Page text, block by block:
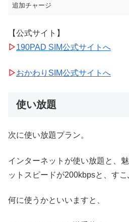
追加チャージ
【公式サイト】
▷190PAD SIM公式サイトへ
▷おかわりSIM公式サイトへ
使い放題
次に使い放題プラン。
インターネットが使い放題と、
ットスピードが200kbpsと、すこ
何に使うかといいますと、